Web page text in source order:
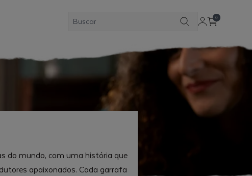
0
do mundo, com uma história que
apaixonados. Cada garrafa